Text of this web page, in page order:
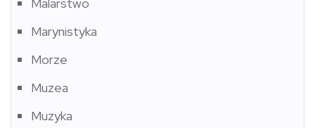
Marynistyka
Morze
Muzea
Muzyka